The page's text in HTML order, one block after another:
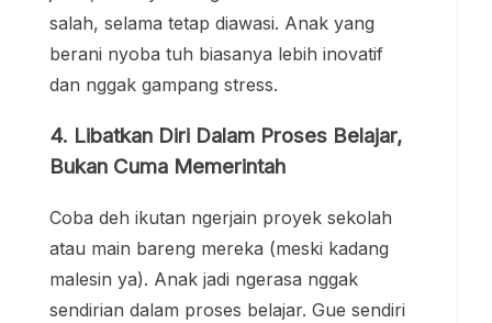
salah, selama tetap diawasi. Anak yang
berani nyoba tuh biasanya lebih inovatif
dan nggak gampang stress.
4. Libatkan Diri Dalam Proses Belajar,
Bukan Cuma Memerintah
Coba deh ikutan ngerjain proyek sekolah
atau main bareng mereka (meski kadang
malesin ya). Anak jadi ngerasa nggak
sendirian dalam proses belajar. Gue sendiri